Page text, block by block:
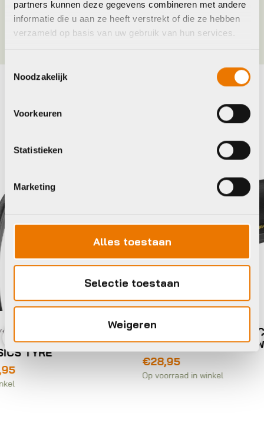
partners kunnen deze gegevens combineren met andere
informatie die u aan ze heeft verstrekt of die ze hebben
verzameld op basis van uw gebruik van hun services.
Noodzakelijk
Voorkeuren
Statistieken
Marketing
Alles toestaan
Selectie toestaan
Weigeren
Kleur BLACK, Zwart
Previous
Continental
Buitenbanden/tubes
Continental BUB 28X1 CO 23-622
ULTRA SPORT III ZW VW